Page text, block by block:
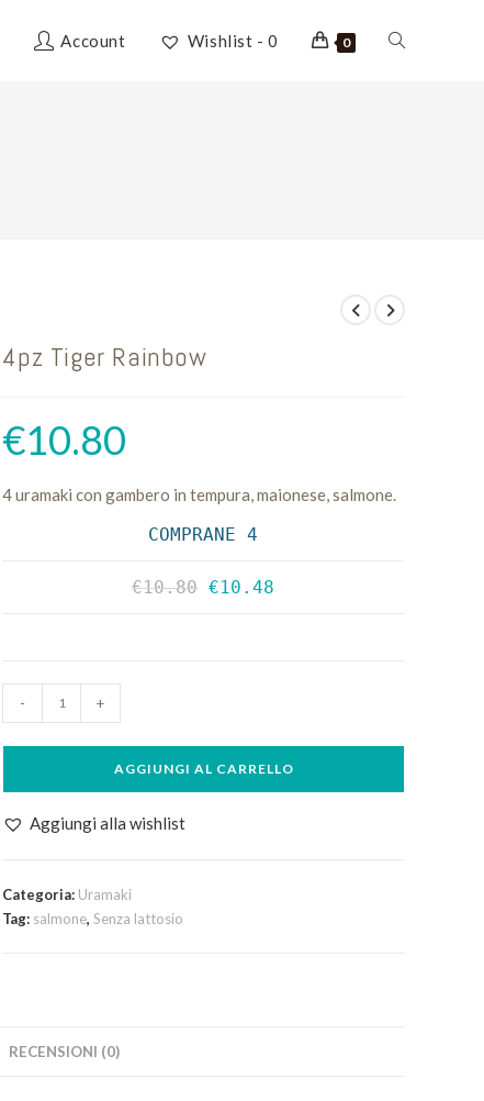
Account Wishlist - 0 0 Attiva/
4pz Tiger Rainbow
€10.80
4 uramaki con gambero in tempura, maionese, salmone.
COMPRANE 4
€10.80 €10.48
Tiger
Rainbow
- +
AGGIUNGI AL CARRELLO
Aggiungi alla wishlist
Categoria: Uramaki
Tag: salmone,Senza lattosio
RECENSIONI (0)